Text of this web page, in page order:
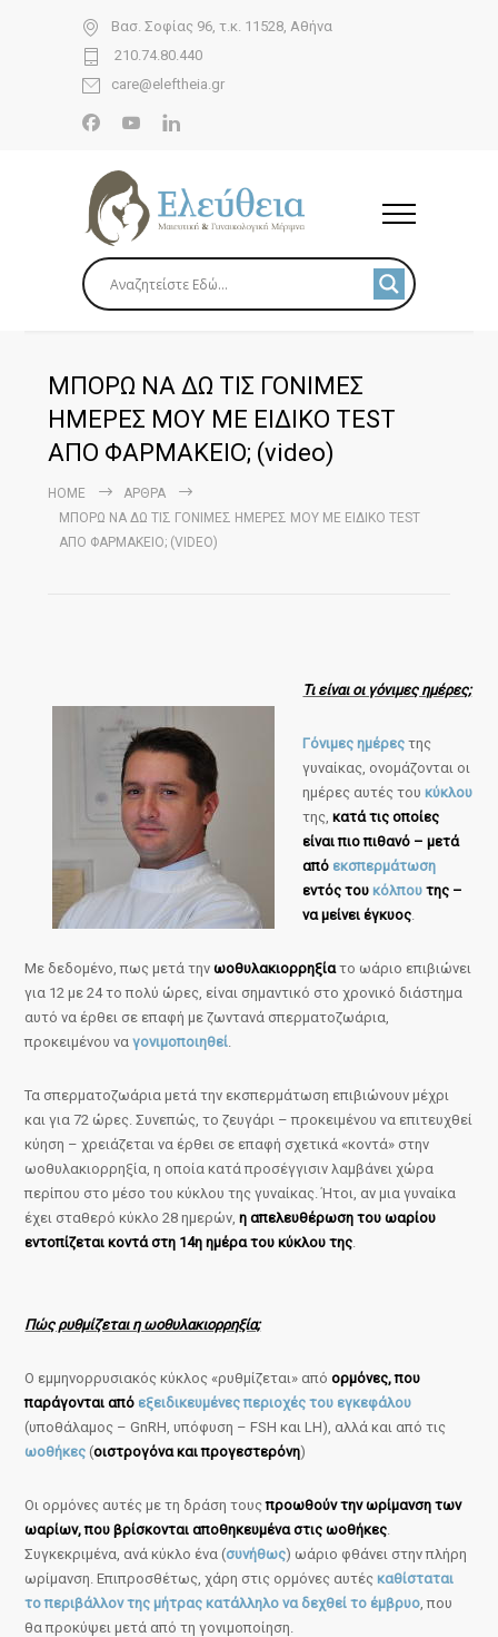
Βασ. Σοφίας 96, τ.κ. 11528, Αθήνα
210.74.80.440
care@eleftheia.gr
ΜΠΟΡΩ ΝΑ ΔΩ ΤΙΣ ΓΟΝΙΜΕΣ
ΗΜΕΡΕΣ ΜΟΥ ΜΕ ΕΙΔΙΚΟ TEST
ΑΠΟ ΦΑΡΜΑΚΕΙΟ; (video)
HOME
ΆΡΘΡΑ
ΜΠΟΡΩ ΝΑ ΔΩ ΤΙΣ ΓΟΝΙΜΕΣ ΗΜΕΡΕΣ ΜΟΥ ΜΕ ΕΙΔΙΚΟ TEST
ΑΠΟ ΦΑΡΜΑΚΕΙΟ; (VIDEO)
Τι είναι οι γόνιμες ημέρες;
Γόνιμες ημέρες της
γυναίκας, ονομάζονται οι
ημέρες αυτές τουκύκλου
της,κατά τις οποίες
είναι πιο πιθανό – μετά
από εκσπερμάτωση
εντός τουκόλπουτης –
να μείνει έγκυος.
Με δεδομένο, πως μετά τηνωοθυλακιορρηξίατο ωάριο επιβιώνει
για 12 με 24 το πολύ ώρες, είναι σημαντικό στο χρονικό διάστημα
αυτό να έρθει σε επαφή με ζωντανά σπερματοζωάρια,
προκειμένου ναγονιμοποιηθεί.
Τα σπερματοζωάρια μετά την εκσπερμάτωση επιβιώνουν μέχρι
και για 72 ώρες. Συνεπώς, το ζευγάρι – προκειμένου να επιτευχθεί
κύηση – χρειάζεται να έρθει σε επαφή σχετικά «κοντά» στην
ωοθυλακιορρηξία, η οποία κατά προσέγγισιν λαμβάνει χώρα
περίπου στο μέσο του κύκλου της γυναίκας. Ήτοι, αν μια γυναίκα
έχει σταθερό κύκλο 28 ημερών, η απελευθέρωση του ωαρίου
εντοπίζεται κοντά στη 14η ημέρα του κύκλου της.
Πώς ρυθμίζεται η ωοθυλακιορρηξία;
Ο εμμηνορρυσιακός κύκλος «ρυθμίζεται» απόορμόνες, που
παράγονται από εξειδικευμένες περιοχές του εγκεφάλου
(υποθάλαμος – GnRH, υπόφυση – FSH και LH), αλλά και από τις
ωοθήκες (οιστρογόνα και προγεστερόνη)
Οι ορμόνες αυτές με τη δράση τουςπροωθούν την ωρίμανση των
ωαρίων, που βρίσκονται αποθηκευμένα στις ωοθήκες.
Συγκεκριμένα, ανά κύκλο ένα (συνήθως) ωάριο φθάνει στην πλήρη
ωρίμανση. Επιπροσθέτως, χάρη στις ορμόνες αυτέςκαθίσταται
το περιβάλλον της μήτρας κατάλληλο να δεχθεί το έμβρυο, που
θα προκύψει μετά από τη γονιμοποίηση.